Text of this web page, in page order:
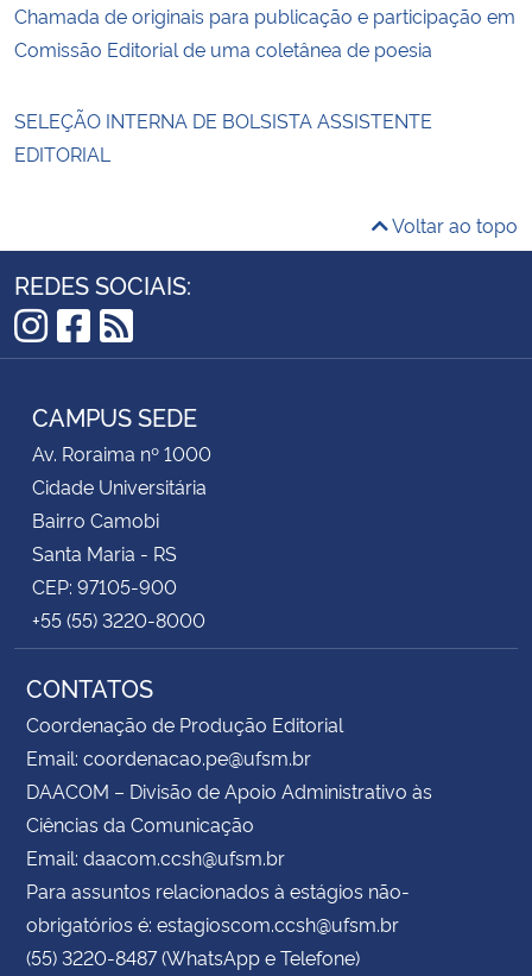
Chamada de originais para publicação e participação em
Comissão Editorial de uma coletânea de poesia
SELEÇÃO INTERNA DE BOLSISTA ASSISTENTE
EDITORIAL
Voltar ao topo
REDES SOCIAIS:
Instagram
Facebook
RSS
CAMPUS SEDE
Av. Roraima nº 1000
Cidade Universitária
Bairro Camobi
Santa Maria - RS
CEP: 97105-900
+55 (55) 3220-8000
CONTATOS
Coordenação de Produção Editorial
Email: coordenacao.pe@ufsm.br
DAACOM – Divisão de Apoio Administrativo às
Ciências da Comunicação
Email: daacom.ccsh@ufsm.br
Para assuntos relacionados à estágios não-
obrigatórios é: estagioscom.ccsh@ufsm.br
(55) 3220-8487 (WhatsApp e Telefone)